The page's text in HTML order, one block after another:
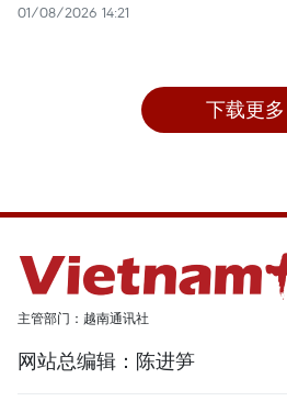
01/08/2026 14:21
下载更多
主管部门：越南通讯社
网站总编辑：陈进笋